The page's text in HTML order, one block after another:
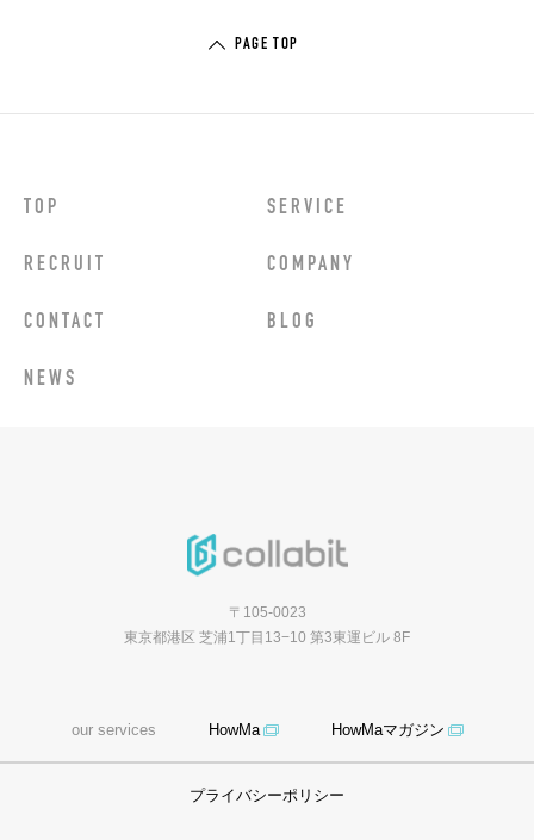
PAGE TOP
TOP SERVICE
RECRUIT COMPANY
CONTACT BLOG
NEWS
〒105-0023
東京都港区 芝浦1丁目13−10 第3東運ビル 8F
our services HowMa HowMaマガジン
プライバシーポリシー